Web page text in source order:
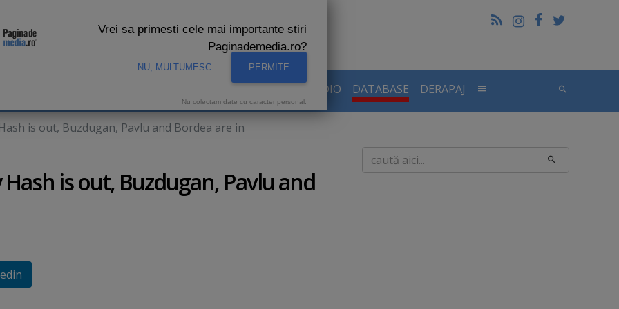
AUDIENTE RADIO DATABASE DERAPAJ
is out, Buzdugan, Pavlu and Bordea are in
is out, Buzdugan, Pavlu and
Caută
Vrei sa primesti cele mai importante stiri
Paginademedia.ro?
NU, MULTUMESC PERMITE
Nu colectam date cu caracter personal.